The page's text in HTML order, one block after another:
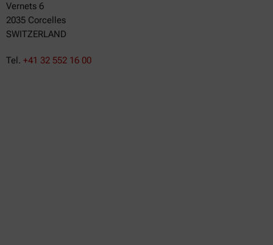
Vernets 6
2035 Corcelles
SWITZERLAND
Tel. +41 32 552 16 00